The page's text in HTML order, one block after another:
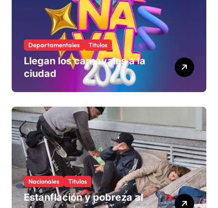
Departamentales Titulos
Llegan los carnavales a la
ciudad
Nacionales Titulos
Estanflación y pobreza al